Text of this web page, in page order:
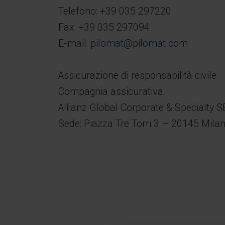
Telefono: +39 035 297220
Fax: +39 035 297094
E-mail: pilomat@pilomat.com
Assicurazione di responsabilità civile
Compagnia assicurativa:
Allianz Global Corporate & Specialty
Sede: Piazza Tre Torri 3 – 20145